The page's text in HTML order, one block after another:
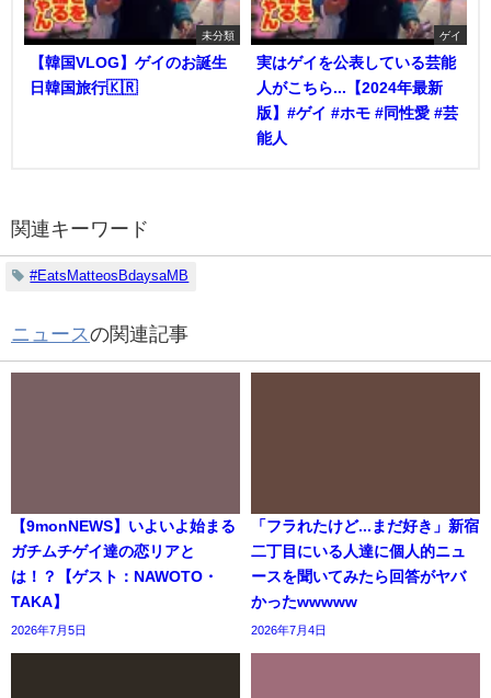
未分類
【韓国VLOG】ゲイのお誕生
日韓国旅行🇰🇷
ゲイ
実はゲイを公表している芸能
人がこちら...【2024年最新
版】#ゲイ #ホモ #同性愛 #芸
能人
関連キーワード
#EatsMatteosBdaysaMB
ニュースの関連記事
【9monNEWS】いよいよ始まる
ガチムチゲイ達の恋リアと
は！？【ゲスト：NAWOTO・
TAKA】
2026年7月5日
「フラれたけど...まだ好き」新宿
二丁目にいる人達に個人的ニュ
ースを聞いてみたら回答がヤバ
かったwwwww
2026年7月4日